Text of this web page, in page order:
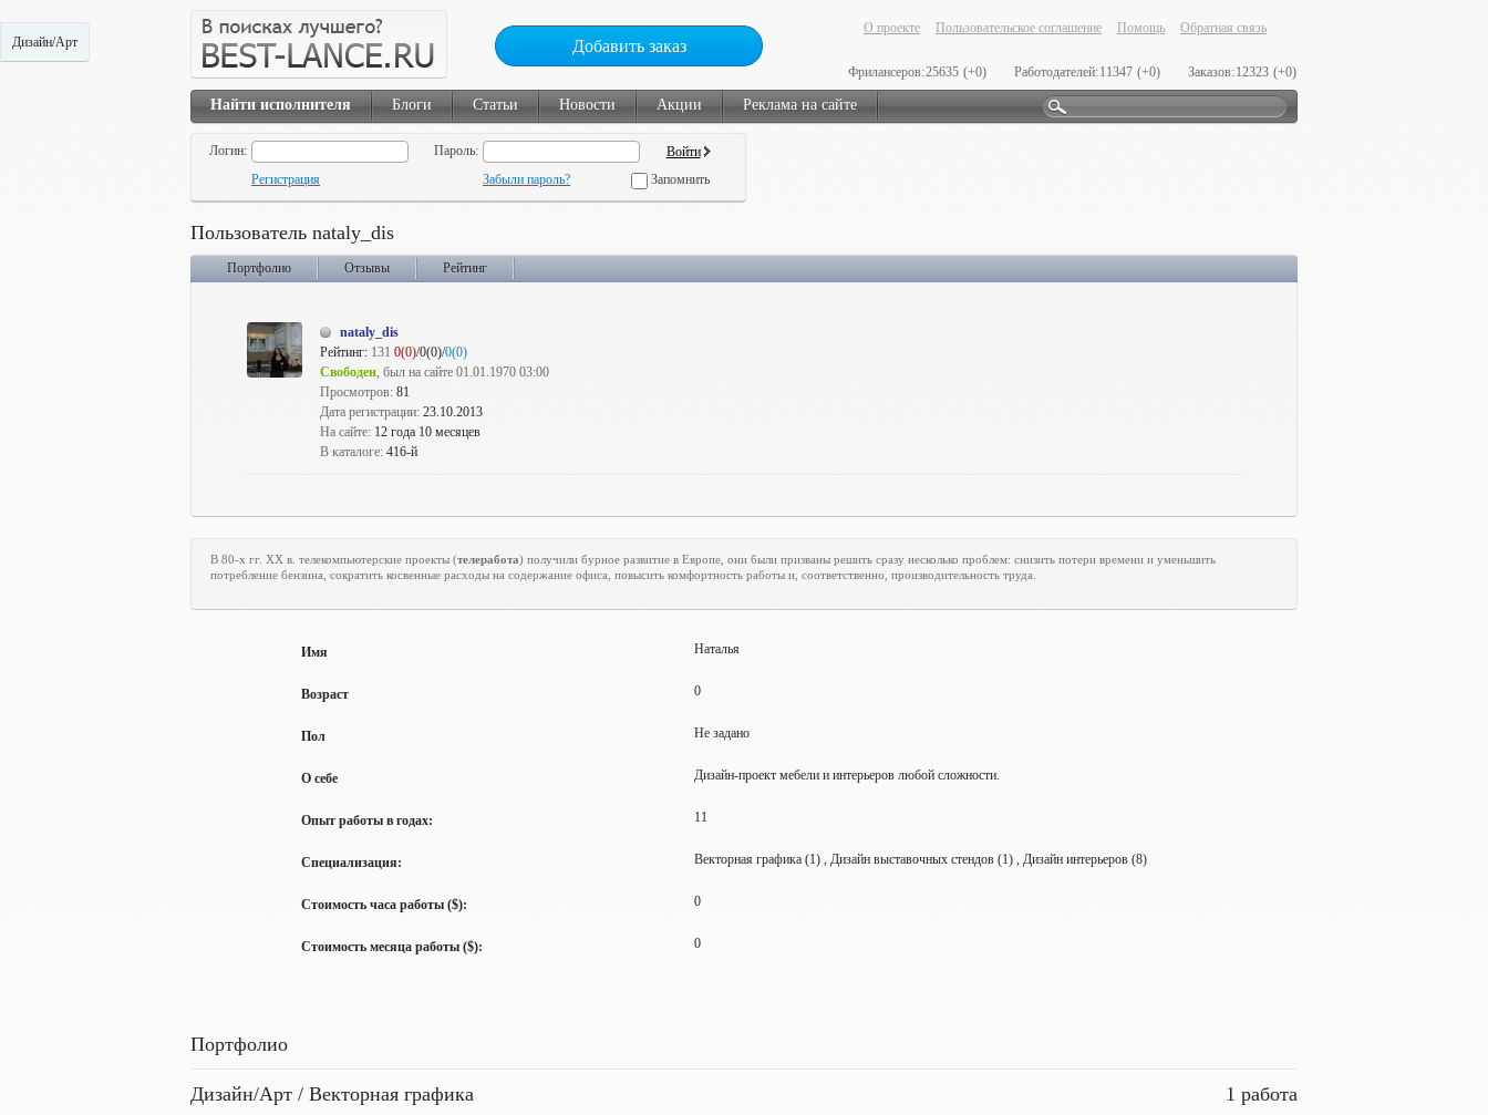
Добавить заказ
О проекте Пользовательское соглашение Помощь Обратная связь
Фрилансеров:25635 (+0) Работодателей:11347 (+0) Заказов:12323 (+0)
Найти исполнителя Блоги Статьи Новости Акции Реклама на сайте
Логин:
Пароль:
Регистрация
Забыли пароль? Запомнить
Пользователь nataly_dis
Портфолио Отзывы Рейтинг
nataly_dis
Рейтинг: 131 0(0)/0(0)/0(0)
Свободен, был на сайте 01.01.1970 03:00
Просмотров: 81
Дата регистрации: 23.10.2013
На сайте: 12 года 10 месяцев
В каталоге: 416-й
В 80-х гг. XX в. телекомпьютерские проекты (телеработа) получили бурное развитие в Европе, они были призваны решить сразу несколько проблем: снизить потери времени и уменьшить
потребление бензина, сократить косвенные расходы на содержание офиса, повысить комфортность работы и, соответственно, производительность труда.
Дизайн/Арт
Имя Наталья
Возраст 0
Пол Не задано
О себе Дизайн-проект мебели и интерьеров любой сложности.
Опыт работы в годах: 11
Специализация: Векторная графика (1) , Дизайн выставочных стендов (1) , Дизайн интерьеров (8)
Стоимость часа работы ($): 0
Стоимость месяца работы ($): 0
Портфолио
Дизайн/Арт / Векторная графика 1 работа